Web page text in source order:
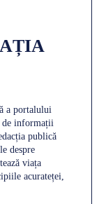
a portalului
de informații
publică
despre
viața
acurateței,